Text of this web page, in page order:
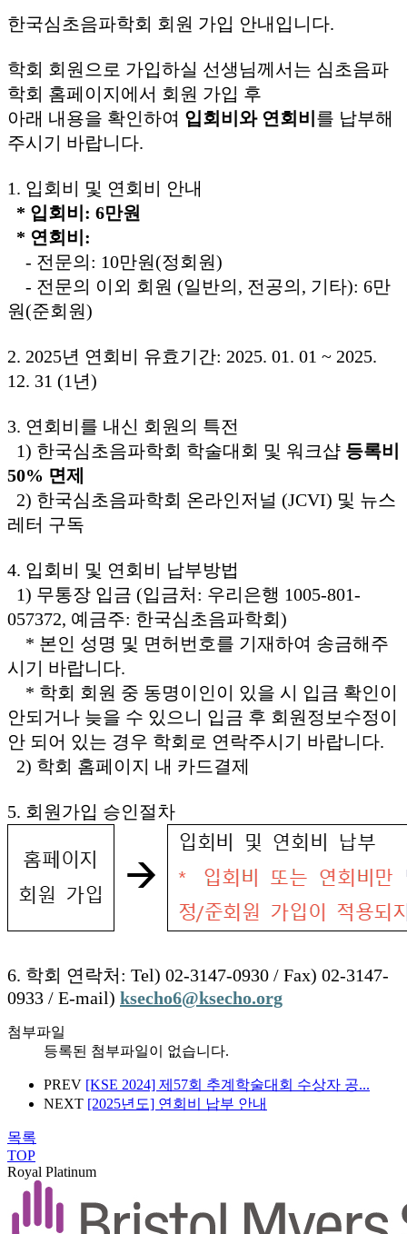
한국심초음파학회 회원 가입 안내입니다.
학회 회원으로 가입하실 선생님께서는 심초음파
학회 홈페이지에서 회원 가입 후
아래 내용을 확인하여 입회비와 연회비 를 납부해
주시기 바랍니다.
1. 입회비 및 연회비 안내
* 입회비: 6만원
* 연회비:
- 전문의: 10만원(정회원)
- 전문의 이외 회원 (일반의, 전공의, 기타): 6만
원(준회원)
2. 2025년 연회비 유효기간: 2025. 01. 01 ~ 2025.
12. 31 (1년)
3. 연회비를 내신 회원의 특전
1) 한국심초음파학회 학술대회 및 워크샵 등록비
50% 면제
2) 한국심초음파학회 온라인저널 (JCVI) 및 뉴스
레터 구독
4. 입회비 및 연회비 납부방법
1) 무통장 입금 (입금처: 우리은행 1005-801-
057372, 예금주: 한국심초음파학회)
* 본인 성명 및 면허번호를 기재하여 송금해주
시기 바랍니다.
* 학회 회원 중 동명이인이 있을 시 입금 확인이
안되거나 늦을 수 있으니 입금 후 회원정보수정이
안 되어 있는 경우 학회로 연락주시기 바랍니다.
2) 학회 홈페이지 내 카드결제
5. 회원가입 승인절차
6. 학회 연락처: Tel) 02-3147-0930 / Fax) 02-3147-
0933 / E-mail) ksecho6@ksecho.org
첨부파일
등록된 첨부파일이 없습니다.
PREV [KSE 2024] 제57회 추계학술대회 수상자 공...
NEXT [2025년도] 연회비 납부 안내
목록
TOP
Royal Platinum